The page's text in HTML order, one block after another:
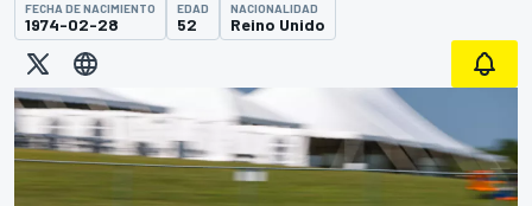
FECHA DE NACIMIENTO
1974-02-28
EDAD
52
NACIONALIDAD
Reino Unido